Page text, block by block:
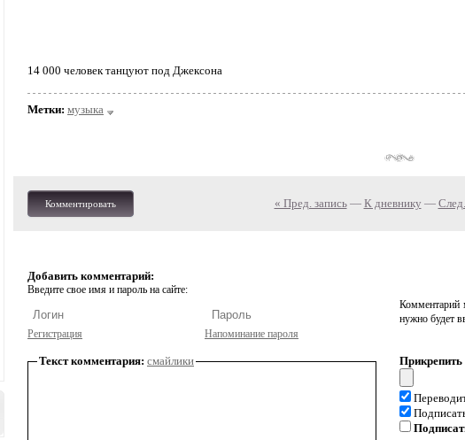
14 000 человек танцуют под Джексона
Метки: музыка
Комментировать « Пред. запись— К дневнику —
Добавить комментарий:
Введите свое имя и пароль на сайте:
Регистрация Напоминание пароля
Комментарий
нужно будет
Текст комментария: смайлики Прикрепить